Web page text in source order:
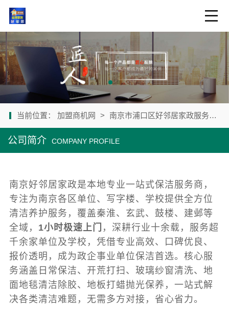
当前位置： 加盟商机网 > 南京市浦口区好邻居家政服务中心
公司简介 COMPANY PROFILE
南京好邻居家政是本地专业一站式保洁服务商，
专注为南京各区单位、写字楼、学校提供全方位
清洁养护服务，覆盖秦淮、玄武、鼓楼、建邺等
全域， 1小时极速上门
，深耕行业十余载，服务超
千余家单位及学校，凭借专业高效、口碑优良、
报价透明，成为政企事业单位保洁首选。核心服
务涵盖日常保洁、开荒打扫、玻璃纱窗清洗、地
面地毯清洁除胶、地板打蜡抛光保养，一站式解
决各类清洁难题，无需多方对接，省心省力。